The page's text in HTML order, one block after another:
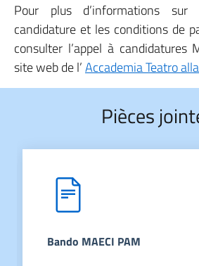
Pour plus d’informations
candidature et les conditions de
consulter l’appel à candidatures
site web de l’Accademia Teatro
Pièces
Bando MAECI PAM